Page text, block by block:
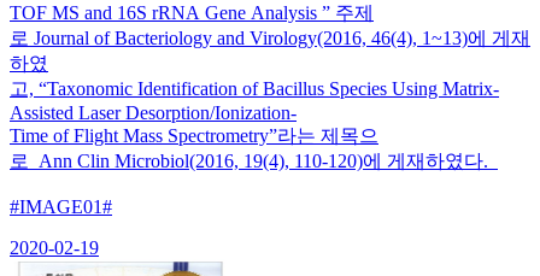
TOF MS and 16S rRNA Gene Analysis ” 주제
로 Journal of Bacteriology and Virology(2016, 46(4), 1~13)에 게재
하였
고, “Taxonomic Identification of Bacillus Species Using Matrix-
Assisted Laser Desorption/Ionization-
Time of Flight Mass Spectrometry”라는 제목으
로 Ann Clin Microbiol(2016, 19(4), 110-120)에 게재하였다.
#IMAGE01#
2020-02-19